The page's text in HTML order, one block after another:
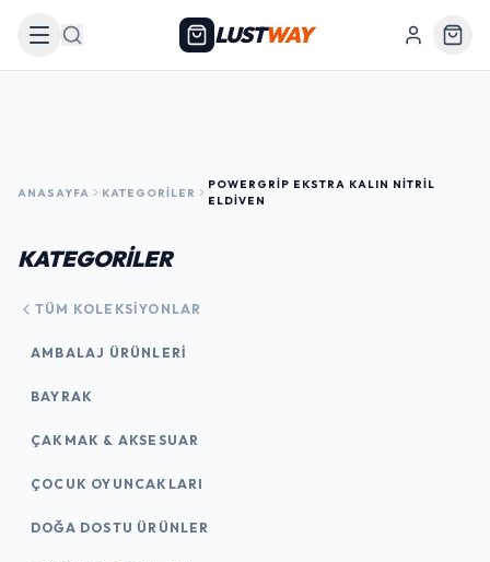
Arama LUSTWAY
ANASAYFA KATEGORILER
POWERGRIP EKSTRA KALIN NITRIL
ELDIVEN
KATEGORİLER
TÜM KOLEKSIYONLAR
AMBALAJ ÜRÜNLERI
BAYRAK
ÇAKMAK & AKSESUAR
ÇOCUK OYUNCAKLARI
DOĞA DOSTU ÜRÜNLER